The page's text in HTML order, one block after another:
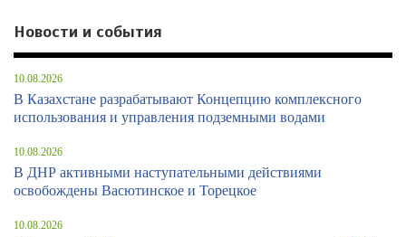
Новости и события
10.08.2026
В Казахстане разрабатывают Концепцию комплексного
использования и управления подземными водами
10.08.2026
В ДНР активными наступательными действиями
освобождены Васютинское и Торецкое
10.08.2026